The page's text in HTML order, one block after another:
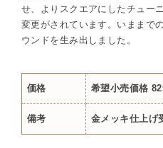
せ、よりスクエアにしたチュー
変更がされています。いままで
ウンドを生み出しました。
価格 希望小売価格
備考 金メッキ仕上げ